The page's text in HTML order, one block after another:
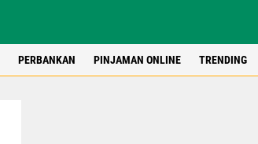
PERBANKAN PINJAMAN ONLINE TRENDING